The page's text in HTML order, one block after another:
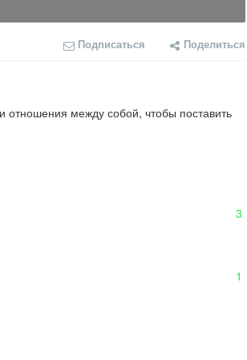
Подписаться Поделиться
между собой, чтобы поставить
3
1